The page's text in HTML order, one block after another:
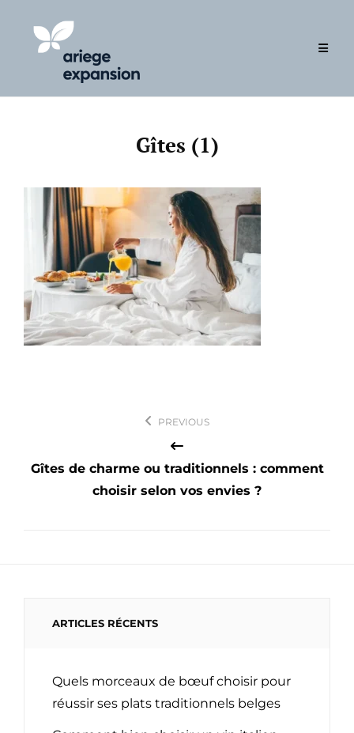
content
Gîtes (1)
l’article
PREVIOUS
Gîtes de charme ou traditionnels : comment
choisir selon vos envies ?
ARTICLES RÉCENTS
Quels morceaux de bœuf choisir pour
réussir ses plats traditionnels belges